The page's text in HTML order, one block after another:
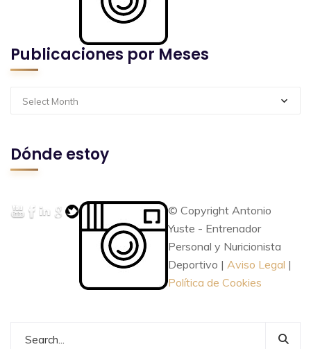
Publicaciones por Meses
Select Month
Dónde estoy
© Copyright Antonio
Yuste - Entrenador
Personal y Nuricionista
Deportivo | Aviso Legal |
Política de Cookies